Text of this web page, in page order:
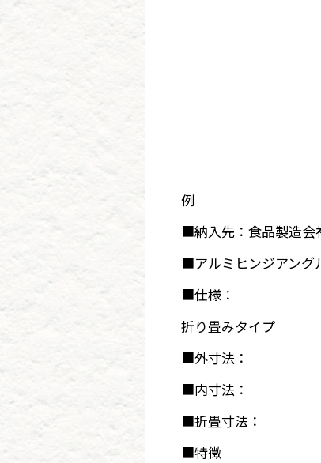
例
■納入先：食品製造会
■アルミヒンジアング
■仕様：
折り畳みタイプ
■外寸法：
■内寸法：
■折畳寸法：
■特徴